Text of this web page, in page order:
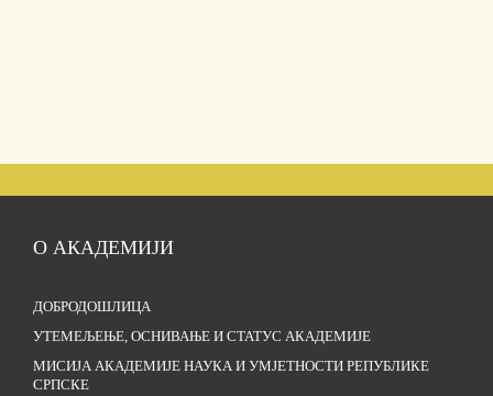
О АКАДЕМИЈИ
ДОБРОДОШЛИЦА
УТЕМЕЉЕЊЕ, ОСНИВАЊЕ И СТАТУС АКАДЕМИЈЕ
МИСИЈА АКАДЕМИЈЕ НАУКА И УМЈЕТНОСТИ РЕПУБЛИКЕ
СРПСКЕ